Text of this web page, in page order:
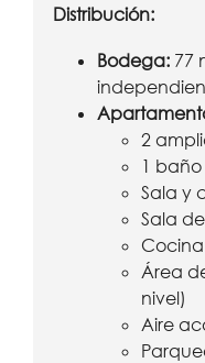
Distribución:
Bodega: 77
2
1
Sala y
Sala
Área
nivel)
Aire